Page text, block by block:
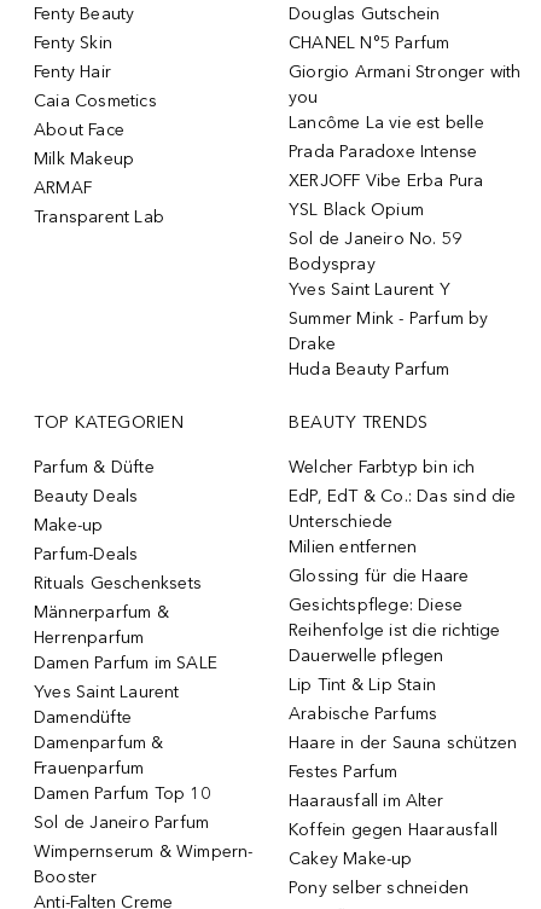
Fenty Beauty
Fenty Skin
Fenty Hair
Caia Cosmetics
About Face
Milk Makeup
ARMAF
Transparent Lab
Douglas Gutschein
CHANEL N°5 Parfum
Giorgio Armani Stronger with
you
Lancôme La vie est belle
Prada Paradoxe Intense
XERJOFF Vibe Erba Pura
YSL Black Opium
Sol de Janeiro No. 59
Bodyspray
Yves Saint Laurent Y
Summer Mink - Parfum by
Drake
Huda Beauty Parfum
TOP KATEGORIEN
Parfum & Düfte
Beauty Deals
Make-up
Parfum-Deals
Rituals Geschenksets
Männerparfum &
Herrenparfum
Damen Parfum im SALE
Yves Saint Laurent
Damendüfte
Damenparfum &
Frauenparfum
Damen Parfum Top 10
Sol de Janeiro Parfum
Wimpernserum & Wimpern-
Booster
Anti-Falten Creme
BEAUTY TRENDS
Welcher Farbtyp bin ich
EdP, EdT & Co.: Das sind die
Unterschiede
Milien entfernen
Glossing für die Haare
Gesichtspflege: Diese
Reihenfolge ist die richtige
Dauerwelle pflegen
Lip Tint & Lip Stain
Arabische Parfums
Haare in der Sauna schützen
Festes Parfum
Haarausfall im Alter
Koffein gegen Haarausfall
Cakey Make-up
Pony selber schneiden